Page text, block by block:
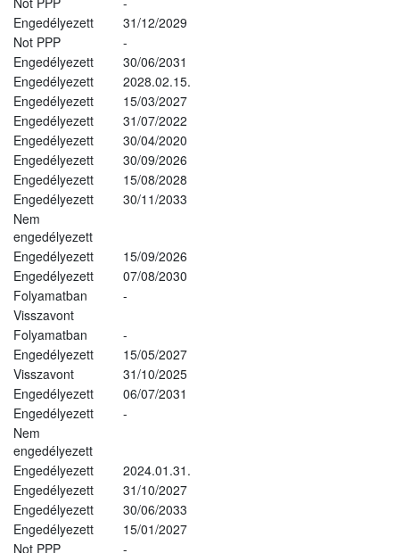
Engedélyezett
31/12/2029
Not PPP
-
Engedélyezett
30/06/2031
Engedélyezett
2028.02.15.
Engedélyezett
15/03/2027
Engedélyezett
31/07/2022
Engedélyezett
30/04/2020
Engedélyezett
30/09/2026
Engedélyezett
15/08/2028
Engedélyezett
30/11/2033
Nem
engedélyezett
Engedélyezett
15/09/2026
Engedélyezett
07/08/2030
Folyamatban
-
Visszavont
Folyamatban
-
Engedélyezett
15/05/2027
Visszavont
31/10/2025
Engedélyezett
06/07/2031
Engedélyezett
-
Nem
engedélyezett
Engedélyezett
2024.01.31.
Engedélyezett
31/10/2027
Engedélyezett
30/06/2033
Engedélyezett
15/01/2027
Not PPP -